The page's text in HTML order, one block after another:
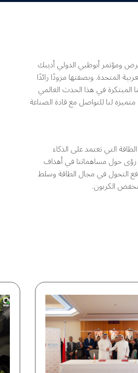
ومؤتمر أبوظبي الدولي أديبك
الإمارات العربية المتحدة. وبصفتها مزودًا رائدًا
المبتكرة في هذا الحدث العالمي
قدم معرض ومؤتمر أبوظبي الدولي اديبك ٢٠٢٤ منصة متميزه لنا للتواصل مع قادة الصناعة
التي تعتمد على الذكاء
رؤى حول مساهماتنا في أهداف
عزز المعرض التزامنا بدفع التحول في مجال الطاقة وسلط
الكربون.